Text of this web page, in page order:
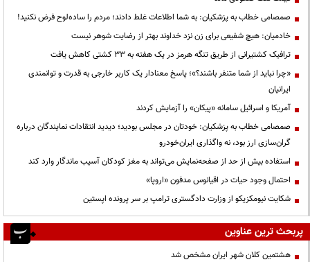
صمصامی خطاب به پزشکیان: به شما اطلاعات غلط دادند؛ مردم را ساده‌لوح فرض نکنید!
خادمیان: هیچ شفیعی برای زن نزد خداوند بهتر از رضایت شوهر نیست
ترافیک کشتیرانی از طریق تنگه هرمز در یک هفته به ۳۳ کشتی کاهش یافت
«چرا نباید از شما متنفر باشند؟»؛ پاسخ معنادار یک کاربر خارجی به قدرت و توانمندی
ایرانیان
آمریکا و اسرائیل سامانه «پیکان» را آزمایش کردند
صمصامی خطاب به پزشکیان: خودتان در مجلس بودید؛ دیدید انتقادات نمایندگان درباره
گران‌سازی ارز بود، نه واگذاری ایران‌خودرو
استفاده بیش از حد از صفحه‌نمایش می‌تواند به مغز کودکان آسیب ماندگار وارد کند
احتمال وجود حیات در اقیانوس مدفون «اروپا»
شکایت نیومکزیکو از وزارت دادگستری ترامپ بر سر پرونده اپستین
پربحث ترین عناوین
هشتمین کلان شهر ایران مشخص شد